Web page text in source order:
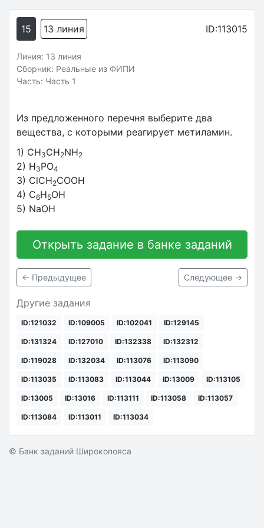
15 13 линия ID:113015
Линия: 13 линия
Сборник: Реальные из ФИПИ
Часть: Часть 1
Из предложенного перечня выберите два
вещества, с которыми реагирует метиламин.
1) CH3CH2NH2
2) H3PO4
3) ClCH2COOH
4) C6H5OH
5) NaOH
Открыть задание в банке заданий
← Предыдущее Следующее →
Другие задания
ID:121032 ID:109005 ID:102041 ID:129145
ID:131324 ID:127010 ID:132338 ID:132312
ID:119028 ID:132034 ID:113076 ID:113090
ID:113035 ID:113083 ID:113044 ID:13009 ID:113105
ID:13005 ID:13016 ID:113111 ID:113058 ID:113057
ID:113084 ID:113011 ID:113034
© Банк заданий Широкопояса